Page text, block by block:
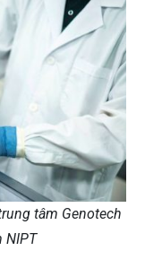
tâm Genotech
NIPT